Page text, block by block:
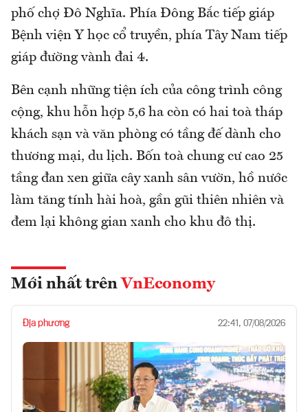
phố chợ Đô Nghĩa. Phía Đông Bắc tiếp giáp
Bệnh viện Y học cổ truyền, phía Tây Nam tiếp
giáp đường vành đai 4.
Bên cạnh những tiện ích của công trình công
cộng, khu hỗn hợp 5,6 ha còn có hai toà tháp
khách sạn và văn phòng có tầng đế dành cho
thương mại, du lịch. Bốn toà chung cư cao 25
tầng đan xen giữa cây xanh sân vườn, hồ nước
làm tăng tính hài hoà, gần gũi thiên nhiên và
đem lại không gian xanh cho khu đô thị.
Mới nhất trên VnEconomy
Địa phương 22:41, 07/08/2026